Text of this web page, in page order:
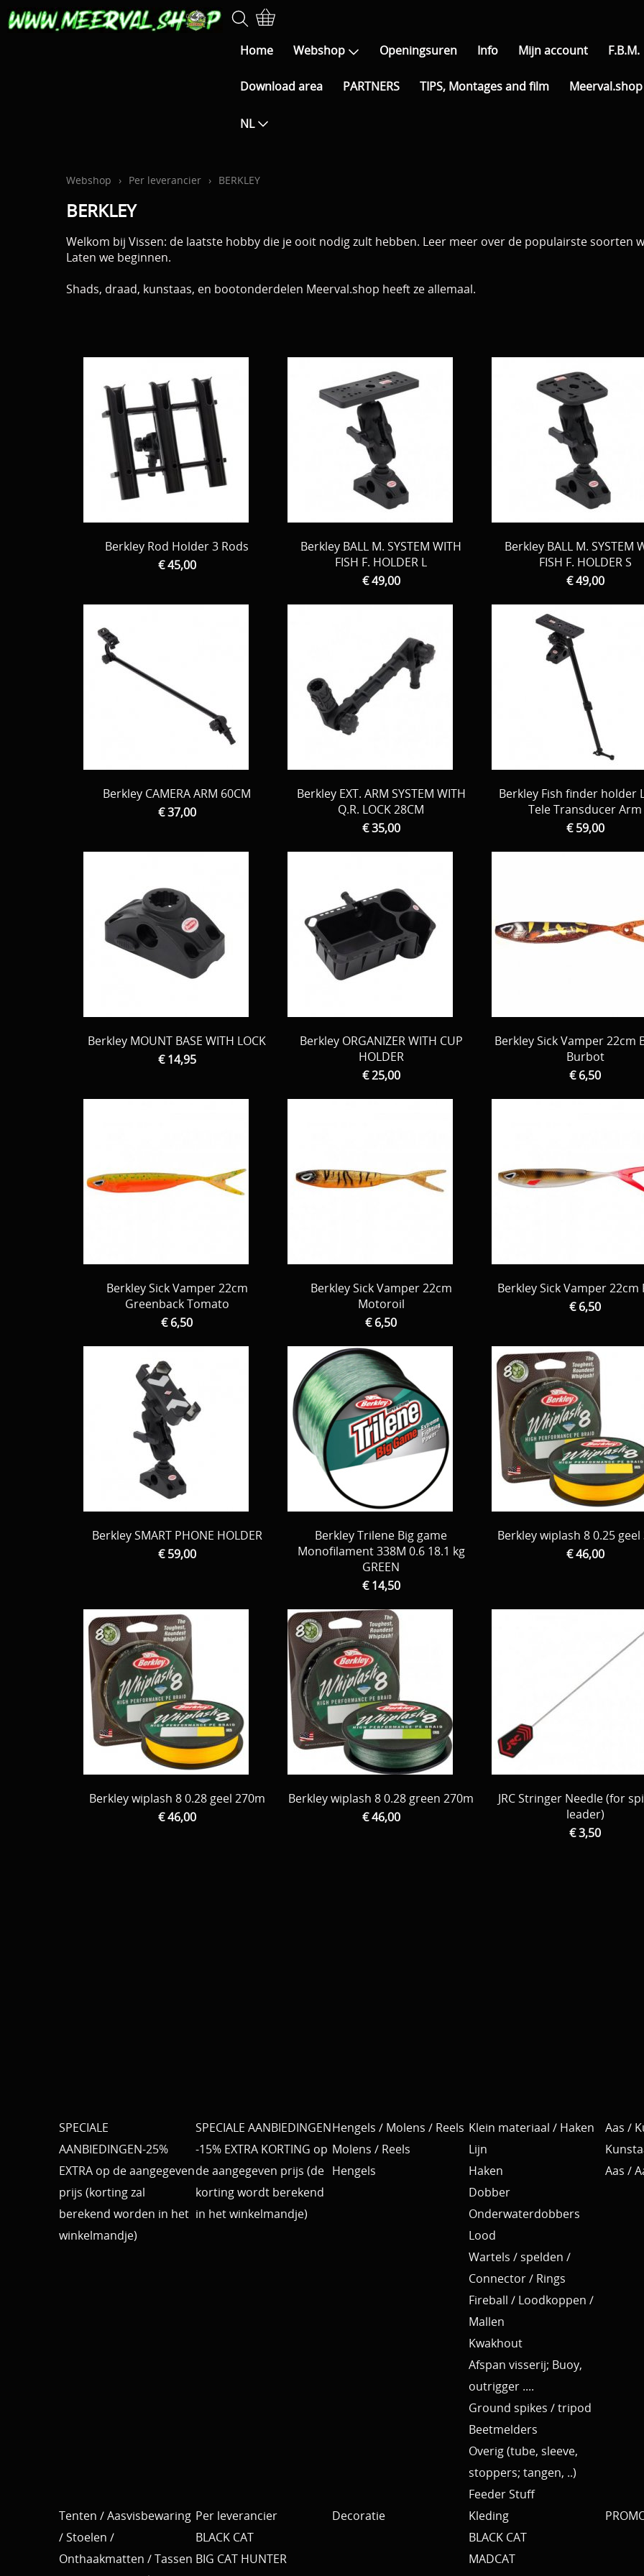
Home Webshop Openingsuren Info Mijn account F.B.M.
Download area PARTNERS TIPS, Montages and film
NL
Webshop › Per leverancier › BERKLEY
BERKLEY
Welkom bij Vissen: de laatste hobby die je ooit nodig zult hebben. Leer meer over de populairste soorten
Laten we beginnen.
Shads, draad, kunstaas, en bootonderdelen Meerval.shop heeft ze allemaal.
Berkley Rod Holder 3 Rods
€ 45,00
Berkley BALL M. SYSTEM WITH
FISH F. HOLDER L
€ 49,00
Berkley BALL M. SYSTEM
FISH F. HOLDER S
€ 49,00
Berkley CAMERA ARM 60CM
€ 37,00
Berkley EXT. ARM SYSTEM WITH
Q.R. LOCK 28CM
€ 35,00
Berkley Fish finder holder
Tele Transducer Arm
€ 59,00
Berkley MOUNT BASE WITH LOCK
€ 14,95
Berkley ORGANIZER WITH CUP
HOLDER
€ 25,00
Berkley Sick Vamper 22cm
Burbot
€ 6,50
Berkley Sick Vamper 22cm
Greenback Tomato
€ 6,50
Berkley Sick Vamper 22cm
Motoroil
€ 6,50
Berkley Sick Vamper 22cm
€ 6,50
Berkley SMART PHONE HOLDER
€ 59,00
Berkley Trilene Big game
Monofilament 338M 0.6 18.1 kg
GREEN
€ 14,50
Berkley wiplash 8 0.25 geel
€ 46,00
Berkley wiplash 8 0.28 geel 270m
€ 46,00
Berkley wiplash 8 0.28 green 270m
€ 46,00
JRC Stringer Needle (for
leader)
€ 3,50
SPECIALE
AANBIEDINGEN-25%
EXTRA op de aangegeven
prijs (korting zal
berekend worden in het
winkelmandje)
SPECIALE AANBIEDINGEN
-15% EXTRA KORTING op
de aangegeven prijs (de
korting wordt berekend
in het winkelmandje)
Hengels / Molens / Reels
Molens / Reels
Hengels
Klein materiaal / Haken
Lijn
Haken
Dobber
Onderwaterdobbers
Lood
Wartels / spelden /
Connector / Rings
Fireball / Loodkoppen /
Mallen
Kwakhout
Afspan visserij; Buoy,
outrigger ....
Ground spikes / tripod
Beetmelders
Overig (tube, sleeve,
stoppers; tangen, ..)
Feeder Stuff
Aas /
Aas /
Tenten / Aasvisbewaring
/ Stoelen /
Onthaakmatten / Tassen
Per leverancier
BLACK CAT
BIG CAT HUNTER
Decoratie
Kleding
BLACK CAT
MADCAT